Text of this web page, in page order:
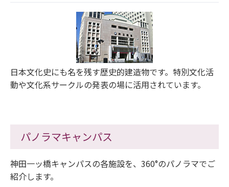
日本文化史にも名を残す歴史的建造物です。特別文化活
動や文化系サークルの発表の場に活用されています。
パノラマキャンパス
神田一ッ橋キャンパスの各施設を、360°のパノラマでご
紹介します。